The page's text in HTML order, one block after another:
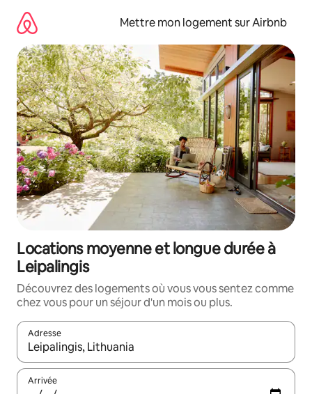
directement
contenu
Mettre mon logement sur Airbnb
Locations moyenne et longue durée à
Leipalingis
Découvrez des logements où vous vous sentez comme
chez vous pour un séjour d'un mois ou plus.
Adresse
Lorsque les résultats s'affichent, utilisez les flèches vers le
Arrivée